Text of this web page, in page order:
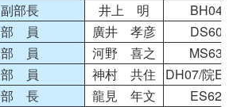
副部長
井上 明
BH04
部 員
廣井 孝彦
DS60
部 員
河野 喜之
MS63
部 員
神村 共住 DH07/院
部 長 龍見 年文
ES62